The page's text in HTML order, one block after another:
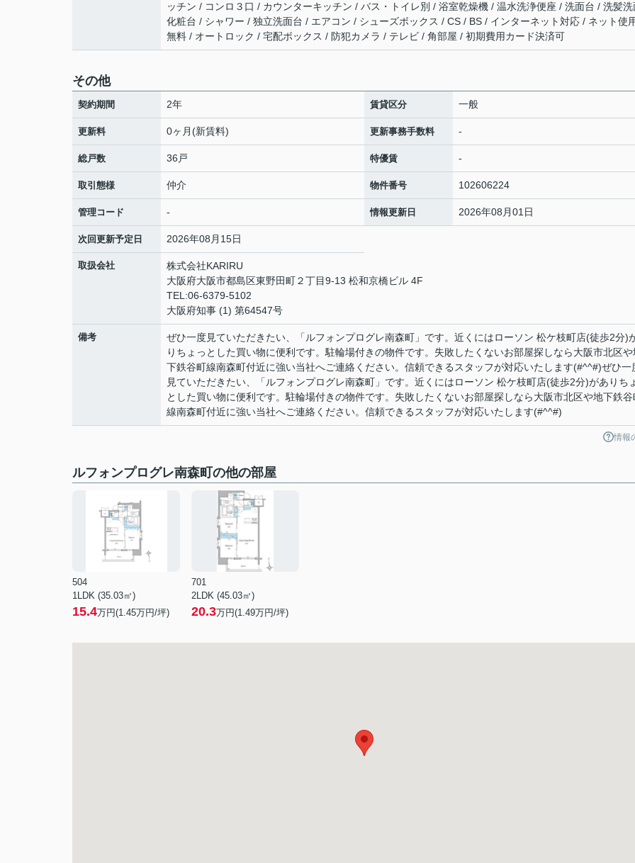
ッチン / コンロ３口 / カウンターキッチン / バス・トイレ別 / 浴室乾燥機 / 温水洗浄便座 / 洗面台 / 洗髪洗
化粧台 / シャワー / 独立洗面台 / エアコン / シューズボックス / CS / BS / インターネット対応 / ネット使
無料 / オートロック / 宅配ボックス / 防犯カメラ / テレビ / 角部屋 / 初期費用カード決済可
その他
契約期間 2年 賃貸区分 一般
更新料 0ヶ月(新賃料) 更新事務手数料 -
総戸数 36戸 特優賃 -
取引態様 仲介 物件番号 102606224
管理コード - 情報更新日 2026年08月01日
次回更新予定日 2026年08月15日
取扱会社
株式会社KARIRU
大阪府大阪市都島区東野田町２丁目9-13 松和京橋ビル 4F
TEL:06-6379-5102
大阪府知事 (1) 第64547号
備考
ぜひ一度見ていただきたい、「ルフォンプログレ南森町」です。近くにはローソン 松ケ枝町店(徒歩2分)
りちょっとした買い物に便利です。駐輪場付きの物件です。失敗したくないお部屋探しなら大阪市北区や
下鉄谷町線南森町付近に強い当社へご連絡ください。信頼できるスタッフが対応いたします(#^^#)ぜひ一
見ていただきたい、「ルフォンプログレ南森町」です。近くにはローソン 松ケ枝町店(徒歩2分)がありち
とした買い物に便利です。駐輪場付きの物件です。失敗したくないお部屋探しなら大阪市北区や地下鉄谷
線南森町付近に強い当社へご連絡ください。信頼できるスタッフが対応いたします(#^^#)
情報
ルフォンプログレ南森町の他の部屋
504
1LDK (35.03㎡)
15.4万円(1.45万円/坪)
701
2LDK (45.03㎡)
20.3万円(1.49万円/坪)